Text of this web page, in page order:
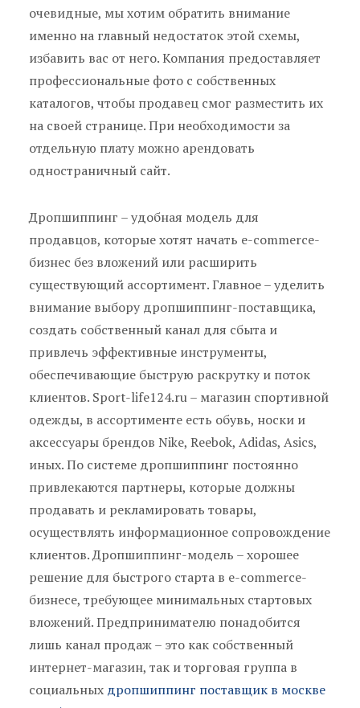
очевидные, мы хотим обратить внимание
именно на главный недостаток этой схемы,
избавить вас от него. Компания предоставляет
профессиональные фото с собственных
каталогов, чтобы продавец смог разместить их
на своей странице. При необходимости за
отдельную плату можно арендовать
одностраничный сайт.
Дропшиппинг – удобная модель для
продавцов, которые хотят начать e-commerce-
бизнес без вложений или расширить
существующий ассортимент. Главное – уделить
внимание выбору дропшиппинг-поставщика,
создать собственный канал для сбыта и
привлечь эффективные инструменты,
обеспечивающие быструю раскрутку и поток
клиентов. Sport-life124.ru – магазин спортивной
одежды, в ассортименте есть обувь, носки и
аксессуары брендов Nike, Reebok, Adidas, Asics,
иных. По системе дропшиппинг постоянно
привлекаются партнеры, которые должны
продавать и рекламировать товары,
осуществлять информационное сопровождение
клиентов. Дропшиппинг-модель – хорошее
решение для быстрого старта в e-commerce-
бизнесе, требующее минимальных стартовых
вложений. Предпринимателю понадобится
лишь канал продаж – это как собственный
интернет-магазин, так и торговая группа в
социальных дропшиппинг поставщик в москве